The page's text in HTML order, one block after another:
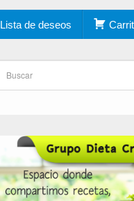
Lista de deseos